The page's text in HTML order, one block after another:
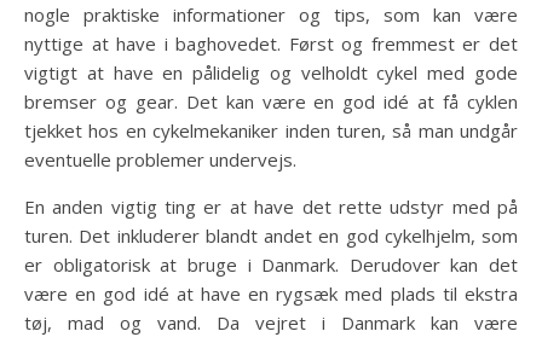
nogle praktiske informationer og tips, som kan være
nyttige at have i baghovedet. Først og fremmest er det
vigtigt at have en pålidelig og velholdt cykel med gode
bremser og gear. Det kan være en god idé at få cyklen
tjekket hos en cykelmekaniker inden turen, så man undgår
eventuelle problemer undervejs.
En anden vigtig ting er at have det rette udstyr med på
turen. Det inkluderer blandt andet en god cykelhjelm, som
er obligatorisk at bruge i Danmark. Derudover kan det
være en god idé at have en rygsæk med plads til ekstra
tøj, mad og vand. Da vejret i Danmark kan være